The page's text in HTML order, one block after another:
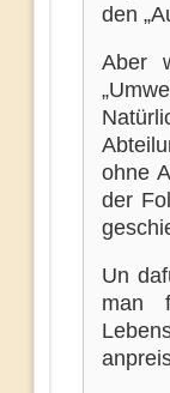
den
Aber
ohne
der
Un
man